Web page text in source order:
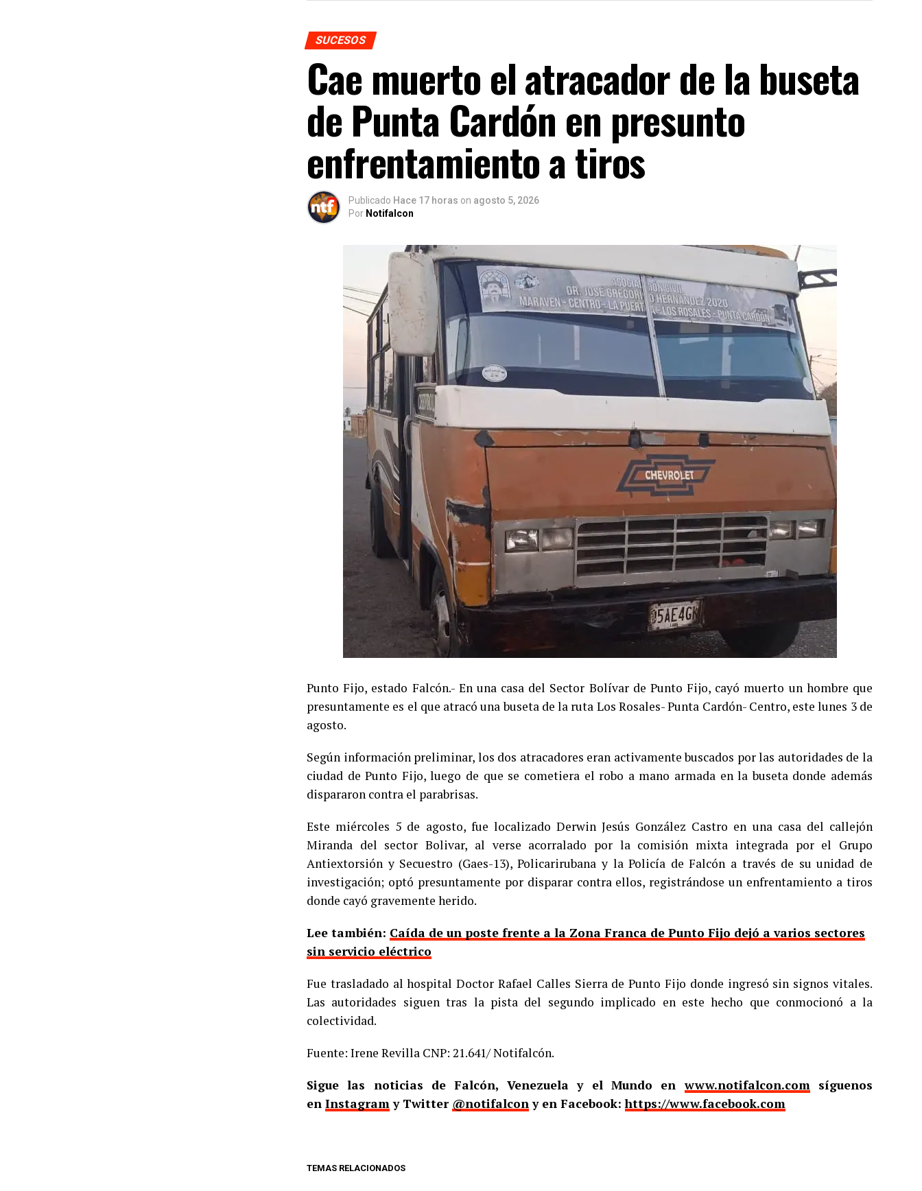
SUCESOS
Cae muerto el atracador de la buseta
de Punta Cardón en presunto
enfrentamiento a tiros
Publicado Hace 17 horas on agosto 5, 2026
Por Notifalcon
Punto Fijo, estado Falcón.- En una casa del Sector Bolívar de Punto Fijo, cayó muerto un hombre que
presuntamente es el que atracó una buseta de la ruta Los Rosales- Punta Cardón- Centro, este lunes 3 de
agosto.
Según información preliminar, los dos atracadores eran activamente buscados por las autoridades de la
ciudad de Punto Fijo, luego de que se cometiera el robo a mano armada en la buseta donde además
dispararon contra el parabrisas.
Este miércoles 5 de agosto, fue localizado Derwin Jesús González Castro en una casa del callejón
Miranda del sector Bolivar, al verse acorralado por la comisión mixta integrada por el Grupo
Antiextorsión y Secuestro (Gaes-13), Policarirubana y la Policía de Falcón a través de su unidad de
investigación; optó presuntamente por disparar contra ellos, registrándose un enfrentamiento a tiros
donde cayó gravemente herido.
Lee también: Caída de un poste frente a la Zona Franca de Punto Fijo dejó a varios sectores
sin servicio eléctrico
Fue trasladado al hospital Doctor Rafael Calles Sierra de Punto Fijo donde ingresó sin signos vitales.
Las autoridades siguen tras la pista del segundo implicado en este hecho que conmocionó a la
colectividad.
Fuente: Irene Revilla CNP: 21.641/ Notifalcón.
Sigue las noticias de Falcón, Venezuela y el Mundo enwww.notifalcon.comsíguenos
en Instagramy Twitter @notifalcony en Facebook:https://www.facebook.com
TEMAS RELACIONADOS